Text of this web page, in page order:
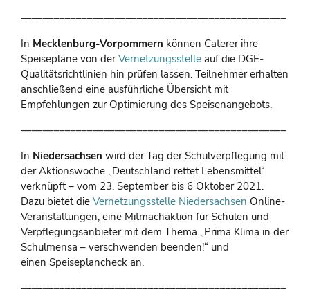
––––––––––––––––––––––––––––––––––––––––––––––––
In Mecklenburg-Vorpommern können Caterer ihre
Speisepläne von derVernetzungsstelle auf die DGE-
Qualitätsrichtlinien hin prüfen lassen. Teilnehmer erhalten
anschließend eine ausführliche Übersicht mit
Empfehlungen zur Optimierung des Speisenangebots.
––––––––––––––––––––––––––––––––––––––––––––––––
In Niedersachsen wird der Tag der Schulverpflegung mit
der Aktionswoche „Deutschland rettet Lebensmittel“
verknüpft – vom 23. September bis 6 Oktober 2021.
Dazu bietet die Vernetzungsstelle Niedersachsen Online-
Veranstaltungen, eine Mitmachaktion für Schulen und
Verpflegungsanbieter mit dem Thema „Prima Klima in der
Schulmensa – verschwenden beenden!“ und
einen Speiseplancheck an.
––––––––––––––––––––––––––––––––––––––––––––––––